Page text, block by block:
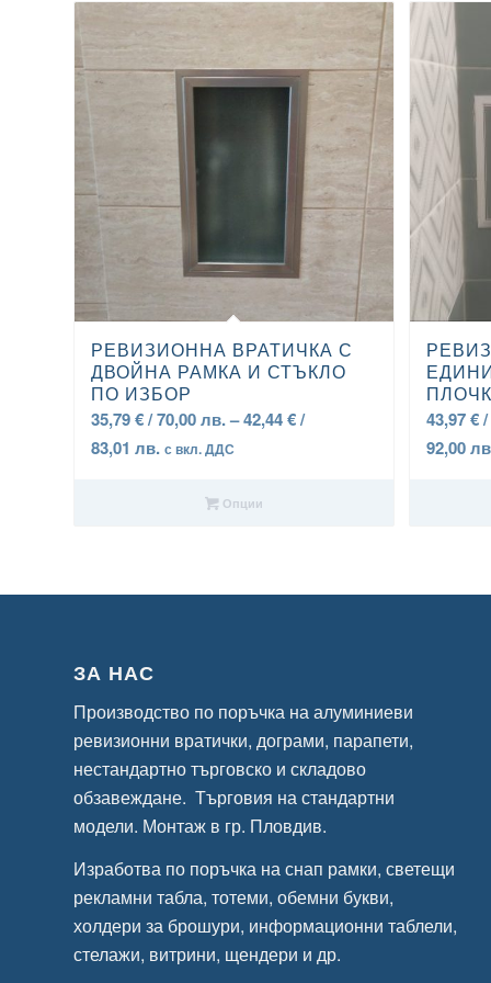
РЕВИЗИОННА ВРАТИЧКА С
ДВОЙНА РАМКА И СТЪКЛО
ПО ИЗБОР
35,79€/ 70,00 лв.–42,44€/
83,01 лв.Price
35,79 €
с вкл. ДДС
Опции
43,97€/
92,00
ЗА НАС
Производство по поръчка на алуминиеви
ревизионни вратички, дограми, парапети,
нестандартно търговско и складово
обзавеждане. Търговия на стандартни
модели. Монтаж в гр. Пловдив.
Изработва по поръчка на снап рамки, светещи
рекламни табла, тотеми, обемни букви,
холдери за брошури, информационни таблели,
стелажи, витрини, щендери и др.